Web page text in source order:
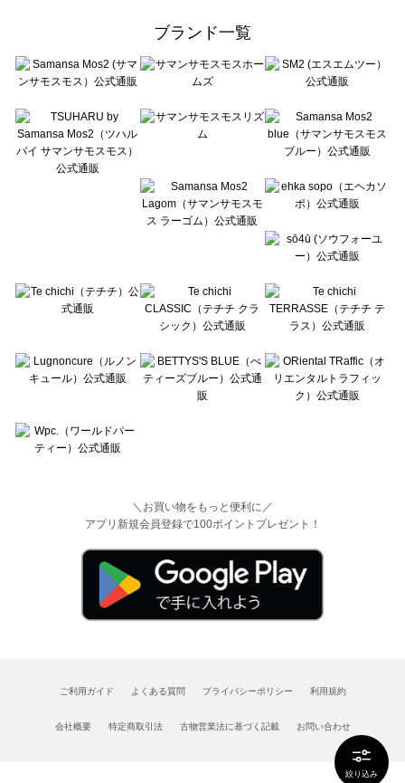
絞り込み
sō4ū（ソウフォーユー）のオールインワン一覧
Te chichi（テチチ）のオールインワン一覧
Te chichi CLASSIC（テチチ クラシック）のオールインワン一覧
Lugnoncure（ルノンキュール）のオールインワン一覧
BETTY'S BLUE（べティーズブルー）のオールインワン一覧
Wpc.（ワールドパーティー）のオールインワン一覧
ブランド一覧
＼お買い物をもっと便利に／
アプリ新規会員登録で100ポイントプレゼント！
ご利用ガイド よくある質問 プライバシーポリシー 利用規約
会社概要 特定商取引法 古物営業法に基づく記載 お問い合わせ